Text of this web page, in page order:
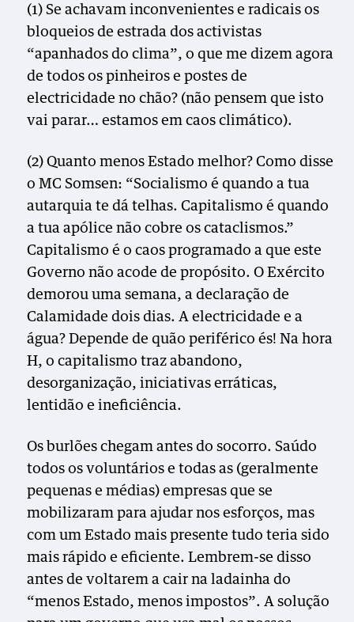
(1) Se achavam inconvenientes e radicais os
bloqueios de estrada dos activistas
“apanhados do clima”, o que me dizem agora
de todos os pinheiros e postes de
electricidade no chão? (não pensem que isto
vai parar… estamos em caos climático).
(2) Quanto menos Estado melhor? Como disse
o MC Somsen: “Socialismo é quando a tua
autarquia te dá telhas. Capitalismo é quando
a tua apólice não cobre os cataclismos.”
Capitalismo é o caos programado a que este
Governo não acode de propósito. O Exército
demorou uma semana, a declaração de
Calamidade dois dias. A electricidade e a
água? Depende de quão periférico és! Na hora
H, o capitalismo traz abandono,
desorganização, iniciativas erráticas,
lentidão e ineficiência.
Os burlões chegam antes do socorro. Saúdo
todos os voluntários e todas as (geralmente
pequenas e médias) empresas que se
mobilizaram para ajudar nos esforços, mas
com um Estado mais presente tudo teria sido
mais rápido e eficiente. Lembrem-se disso
antes de voltarem a cair na ladainha do
“menos Estado, menos impostos”. A solução